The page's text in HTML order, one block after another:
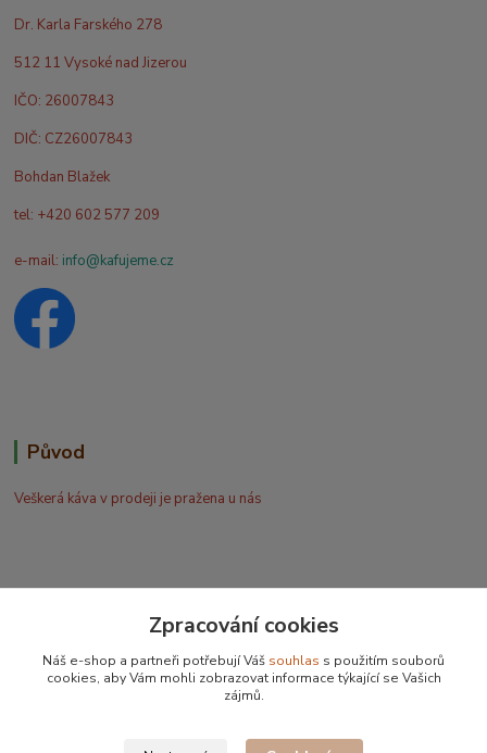
Dr. Karla Farského 278
512 11 Vysoké nad Jizerou
IČO: 26007843
DIČ: CZ26007843
Bohdan Blažek
tel: +420 602 577 209
e-mail: info@kafujeme.cz
Původ
Veškerá káva v prodeji je pražena u nás
+420 602 577 209
Zpracování cookies
Náš e-shop a partneři potřebují Váš souhlas s použitím souborů
cookies, aby Vám mohli zobrazovat informace týkající se Vašich
zájmů.